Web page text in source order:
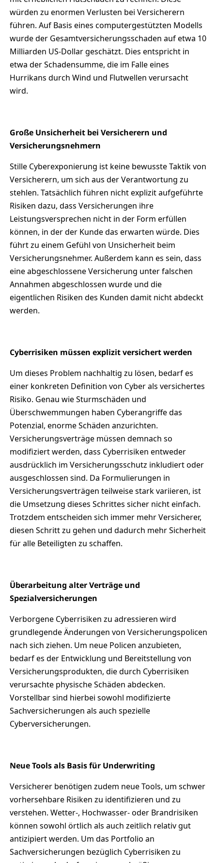
würden zu enormen Verlusten bei Versicherern
führen. Auf Basis eines computergestützten Modells
wurde der Gesamtversicherungsschaden auf etwa 10
Milliarden US-Dollar geschätzt. Dies entspricht in
etwa der Schadensumme, die im Falle eines
Hurrikans durch Wind und Flutwellen verursacht
wird.
Große Unsicherheit bei Versicherern und
Versicherungsnehmern
Stille Cyberexponierung ist keine bewusste Taktik von
Versicherern, um sich aus der Verantwortung zu
stehlen. Tatsächlich führen nicht explizit aufgeführte
Risiken dazu, dass Versicherungen ihre
Leistungsversprechen nicht in der Form erfüllen
können, in der der Kunde das erwarten würde. Dies
führt zu einem Gefühl von Unsicherheit beim
Versicherungsnehmer. Außerdem kann es sein, dass
eine abgeschlossene Versicherung unter falschen
Annahmen abgeschlossen wurde und die
eigentlichen Risiken des Kunden damit nicht abdeckt
werden.
Cyberrisiken müssen explizit versichert werden
Um dieses Problem nachhaltig zu lösen, bedarf es
einer konkreten Definition von Cyber als versichertes
Risiko. Genau wie Sturmschäden und
Überschwemmungen haben Cyberangriffe das
Potenzial, enorme Schäden anzurichten.
Versicherungsverträge müssen demnach so
modifiziert werden, dass Cyberrisiken entweder
ausdrücklich im Versicherungsschutz inkludiert oder
ausgeschlossen sind. Da Formulierungen in
Versicherungsverträgen teilweise stark variieren, ist
die Umsetzung dieses Schrittes sicher nicht einfach.
Trotzdem entscheiden sich immer mehr Versicherer,
diesen Schritt zu gehen und dadurch mehr Sicherheit
für alle Beteiligten zu schaffen.
Überarbeitung alter Verträge und
Spezialversicherungen
Verborgene Cyberrisiken zu adressieren wird
grundlegende Änderungen von Versicherungspolicen
nach sich ziehen. Um neue Policen anzubieten,
bedarf es der Entwicklung und Bereitstellung von
Versicherungsprodukten, die durch Cyberrisiken
verursachte physische Schäden abdecken.
Vorstellbar sind hierbei sowohl modifizierte
Sachversicherungen als auch spezielle
Cyberversicherungen.
Neue Tools als Basis für Underwriting
Versicherer benötigen zudem neue Tools, um schwer
vorhersehbare Risiken zu identifizieren und zu
verstehen. Wetter-, Hochwasser- oder Brandrisiken
können sowohl örtlich als auch zeitlich relativ gut
antizipiert werden. Um das Portfolio an
Sachversicherungen bezüglich Cyberrisiken zu